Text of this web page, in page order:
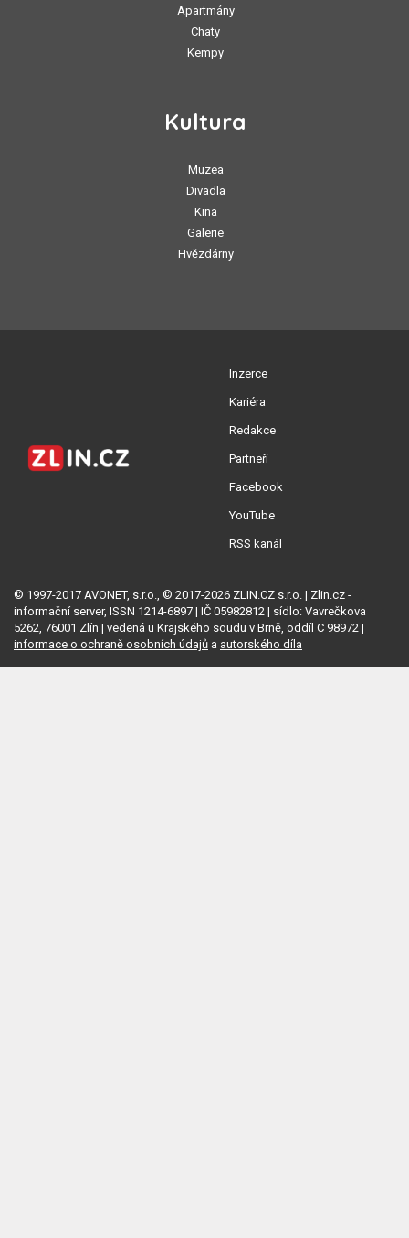
Apartmány
Chaty
Kempy
Kultura
Muzea
Divadla
Kina
Galerie
Hvězdárny
Inzerce
Kariéra
Redakce
Partneři
Facebook
YouTube
RSS kanál
© 1997-2017 AVONET, s.r.o., © 2017-2026 ZLIN.CZ s.r.o. | Zlin.cz -
informační server, ISSN 1214-6897 | IČ 05982812 | sídlo: Vavrečkova
5262, 76001 Zlín | vedená u Krajského soudu v Brně, oddíl C 98972 |
informace o ochraně osobních údajů a autorského díla